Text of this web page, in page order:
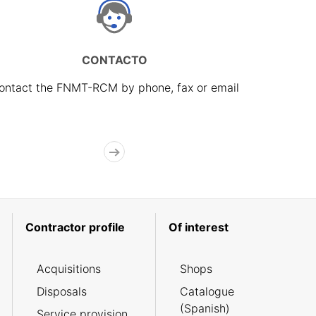
CONTACTO
the FNMT-RCM by phone, fax or email
Contractor profile
Acquisitions
Disposals
Of interest
Shops
Catalogue
(Spanish)